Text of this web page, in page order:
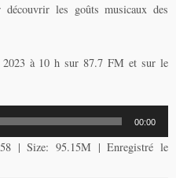
les goûts musicaux des
2023 à 10 h sur 87.7 FM et sur le
00:00
| Size: 95.15M | Enregistré le